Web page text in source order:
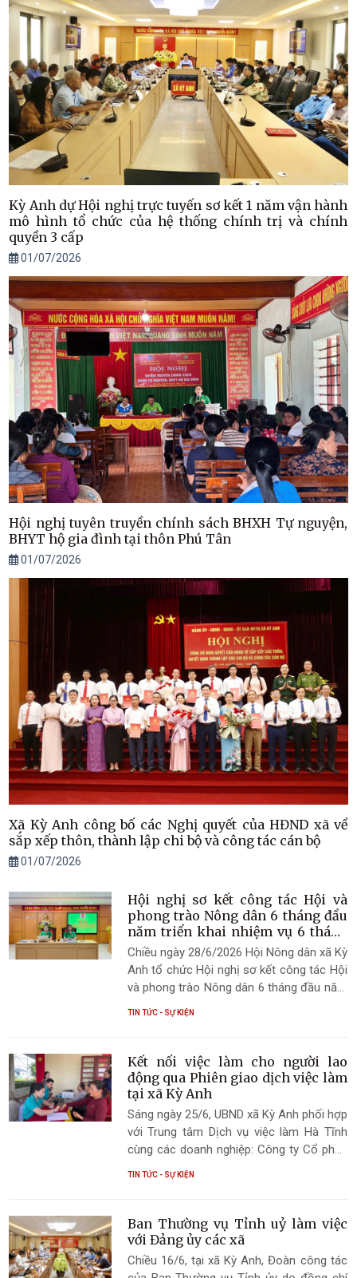
Kỳ Anh dự Hội nghị trực tuyến sơ kết 1 năm vận hành
mô hình tổ chức của hệ thống chính trị và chính
quyền 3 cấp
01/07/2026
Hội nghị tuyên truyền chính sách BHXH Tự nguyện,
BHYT hộ gia đình tại thôn Phú Tân
01/07/2026
Xã Kỳ Anh công bố các Nghị quyết của HĐND xã về
sắp xếp thôn, thành lập chi bộ và công tác cán bộ
01/07/2026
Hội nghị sơ kết công tác Hội và
phong trào Nông dân 6 tháng đầu
năm triển khai nhiệm vụ 6 tháng
cuối năm 2026
Chiều ngày 28/6/2026 Hội Nông dân xã Kỳ
Anh tổ chức Hội nghị sơ kết công tác Hội
và phong trào Nông dân 6 tháng đầu năm
TIN TỨC - SỰ KIỆN
Kết nối việc làm cho người lao
động qua Phiên giao dịch việc làm
tại xã Kỳ Anh
Sáng ngày 25/6, UBND xã Kỳ Anh phối hợp
với Trung tâm Dịch vụ việc làm Hà Tĩnh
cùng các doanh nghiệp: Công ty Cổ phần
việc làm, tư vấn tuyển dụng cho người lao
động có nhu cầu tìm kiếm việc làm trên
địa bàn.
TIN TỨC - SỰ KIỆN
Ban Thường vụ Tỉnh uỷ làm việc
với Đảng ủy các xã
Chiều 16/6, tại xã Kỳ Anh, Đoàn công tác